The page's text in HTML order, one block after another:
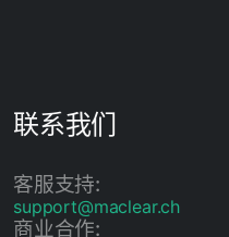
联系我们
客服支持:
support@maclear.ch
商业合作: